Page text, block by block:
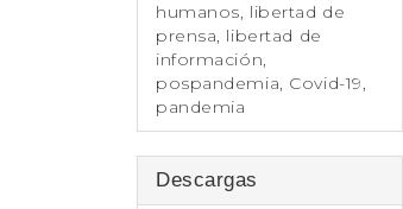
humanos, libertad de
prensa, libertad de
información,
pospandemia, Covid-19,
pandemia
Descargas